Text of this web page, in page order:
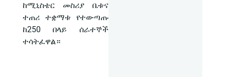
ከሚኒስቴር መስሪያ ቤቱና
ተጠሪ ተቋማቱ የተውጣጡ
ከ250 በላይ ሰራተኞች
ተሳትፈዋል።